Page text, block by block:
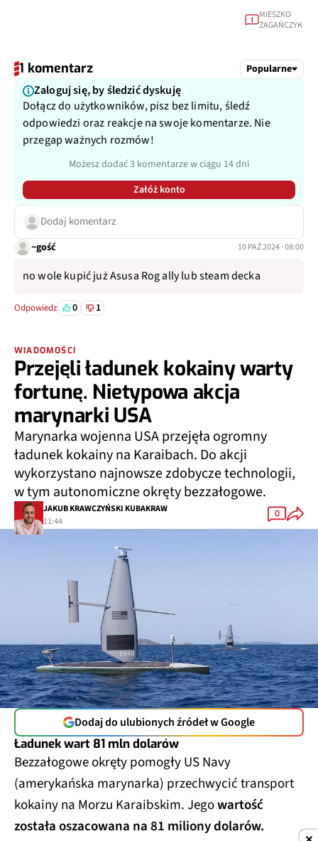
1
MIESZKO
ZAGAŃCZYK
1 komentarz Popularne
Zaloguj się, by śledzić dyskuję
Dołącz do użytkowników, pisz bez limitu, śledź
odpowiedzi oraz reakcje na swoje komentarze. Nie
przegap ważnych rozmów!
Możesz dodać 3 komentarze w ciągu 14 dni
Załóż konto
Dodaj komentarz
~gość 10 PAŹ 2024 · 08:00
no wole kupić już Asusa Rog ally lub steam decka
Odpowiedz 0 1
WIADOMOŚCI
Przejęli ładunek kokainy warty
fortunę. Nietypowa akcja
marynarki USA
Marynarka wojenna USA przejęła ogromny
ładunek kokainy na Karaibach. Do akcji
wykorzystano najnowsze zdobycze technologii,
w tym autonomiczne okręty bezzałogowe.
JAKUB KRAWCZYŃSKI KUBAKRAW
11:44
0
Dodaj do ulubionych źródeł w Google
Ładunek wart 81 mln dolarów
Bezzałogowe okręty pomogły US Navy
(amerykańska marynarka) przechwycić transport
kokainy na Morzu Karaibskim. Jegowartość
została oszacowana na 81 miliony dolarów.